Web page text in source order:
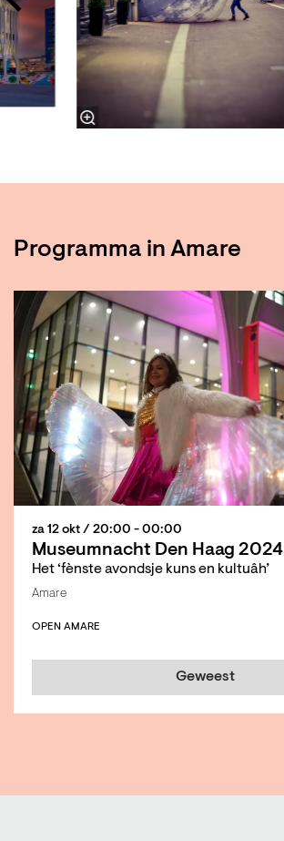
Programma in Amare
Museumnacht Den Haag 2024
Het ‘fènste avondsje kuns en kultuâh’
za 12 okt / 20:00 - 00:00
Amare
OPEN AMARE
Geweest